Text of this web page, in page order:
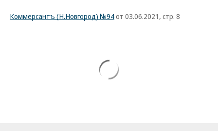
Коммерсантъ (Н.Новгород) №94от 03.06.2021, стр. 8